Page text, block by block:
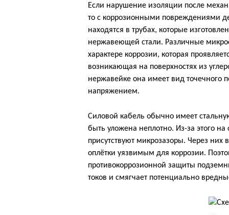
Если нарушение изоляции после
то с коррозионными повреждениями
находятся в трубах, которые
нержавеющей стали. Различные
характере коррозии, которая
возникающая на поверхностях из
нержавейке она имеет вид точечного
напряжением.
Силовой кабель обычно имеет
быть уложена неплотно. Из-за этого
присутствуют микрозазоры. Через них
оплётки уязвимым для коррозии.
противокоррозионной защиты
токов и смягчает потенциально